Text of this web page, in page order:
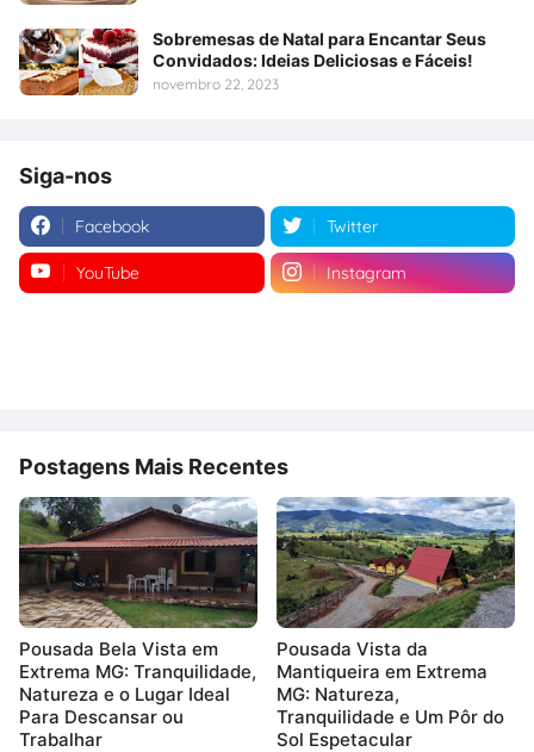
Sobremesas de Natal para Encantar Seus
Convidados: Ideias Deliciosas e Fáceis!
novembro 22, 2023
Siga-nos
Facebook Twitter
YouTube Instagram
Postagens Mais Recentes
Pousada Bela Vista em
Extrema MG: Tranquilidade,
Natureza e o Lugar Ideal
Para Descansar ou
Trabalhar
Pousada Vista da
Mantiqueira em Extrema
MG: Natureza,
Tranquilidade e Um Pôr do
Sol Espetacular